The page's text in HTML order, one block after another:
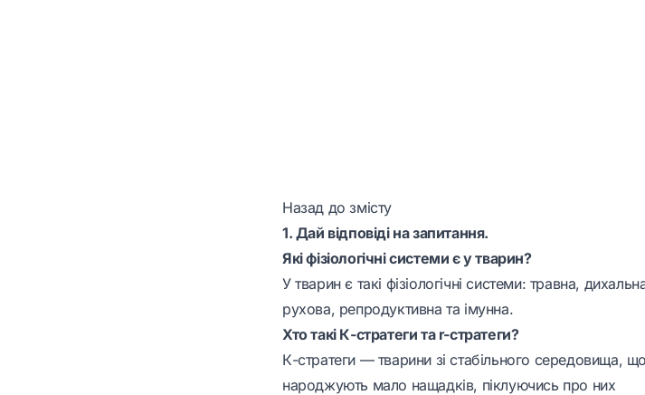
Назад до змісту
1. Дай відповіді на запитання.
Які фізіологічні системи є у тварин?
У тварин є такі фізіологічні системи: травна,
рухова, репродуктивна та імунна.
Хто такі К-стратеги та r-стратеги?
К-стратеги — тварини зі стабільного середовища,
народжують мало нащадків, піклуючись про них